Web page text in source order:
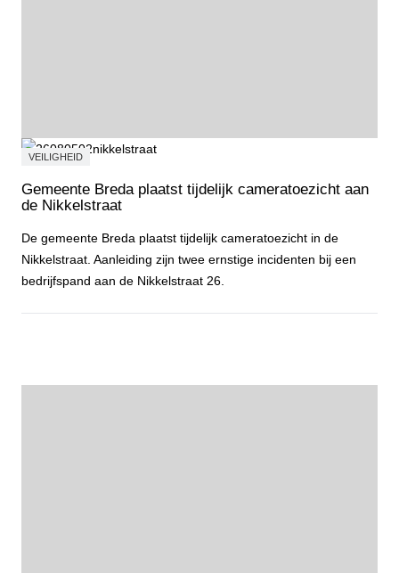
VEILIGHEID
Gemeente Breda plaatst tijdelijk cameratoezicht aan
de Nikkelstraat
De gemeente Breda plaatst tijdelijk cameratoezicht in de
Nikkelstraat. Aanleiding zijn twee ernstige incidenten bij een
bedrijfspand aan de Nikkelstraat 26.